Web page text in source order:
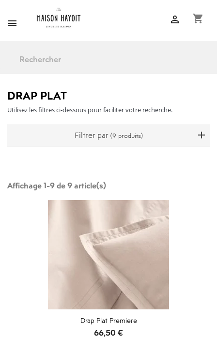
 shopping_cart

DRAP PLAT
Utilisez les filtres ci-dessous pour faciliter votre recherche.
Filtrer par (9 produits)
Affichage 1-9 de 9 article(s)
Drap Plat Premiere
Prix
66,50 €